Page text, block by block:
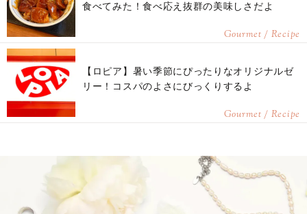
食べてみた！食べ応え抜群の美味しさだよ
Gourmet / Recipe
【ロピア】暑い季節にぴったりなオリジナルゼ
リー！コスパのよさにびっくりするよ
Gourmet / Recipe